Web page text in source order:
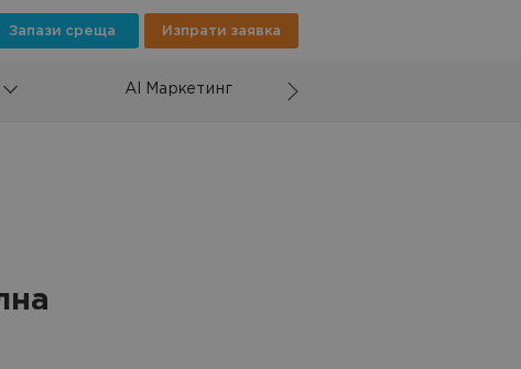
Запази среща Изпрати заявка
AI Маркетинг